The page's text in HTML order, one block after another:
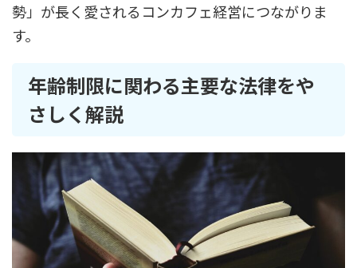
勢」が長く愛されるコンカフェ経営につながりま
す。
年齢制限に関わる主要な法律をや
さしく解説